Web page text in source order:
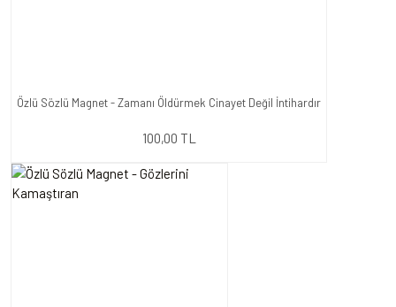
Özlü Sözlü Magnet - Zamanı Öldürmek Cinayet Değil İntihardır
100,00 TL